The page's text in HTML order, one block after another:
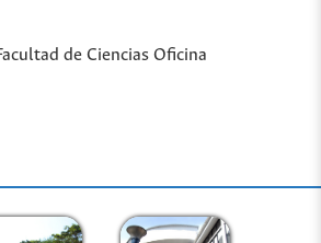
de Ciencias Oficina